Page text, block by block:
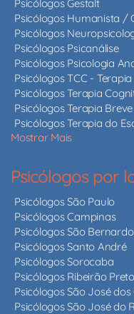
Psicólogos Gestalt
Psicólogos Humanista /
Psicólogos
Psicólogos Psicanálise
Psicólogos Psicologia
Psicólogos TCC -
Psicólogos Terapia
Psicólogos Terapia Breve
Psicólogos Terapia do
Mostrar Mais
Psicólogos por
Psicólogos São Paulo
Psicólogos Campinas
Psicólogos São
Psicólogos Santo André
Psicólogos Sorocaba
Psicólogos Ribeirão Preto
Psicólogos São José
Psicólogos São José do